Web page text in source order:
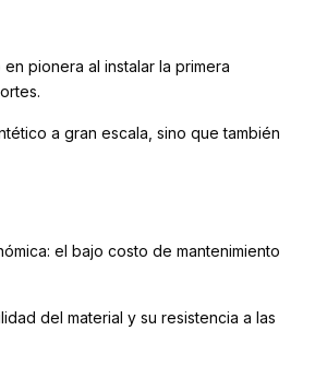
pionera al instalar la primera
a gran escala, sino que también
el bajo costo de mantenimiento
del material y su resistencia a las